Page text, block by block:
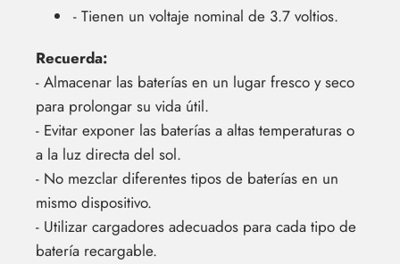
- Tienen un voltaje nominal de 3.7 voltios.
Recuerda:
- Almacenar las baterías en un lugar fresco y seco
para prolongar su vida útil.
- Evitar exponer las baterías a altas temperaturas o
a la luz directa del sol.
- No mezclar diferentes tipos de baterías en un
mismo dispositivo.
- Utilizar cargadores adecuados para cada tipo de
batería recargable.